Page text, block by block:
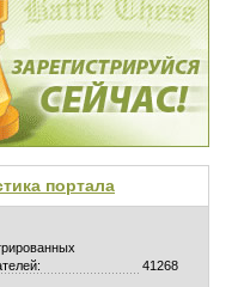
портала
41268